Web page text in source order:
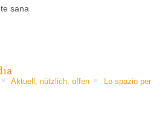
sana
Aktuell, nützlich, offen
Lo spazio per